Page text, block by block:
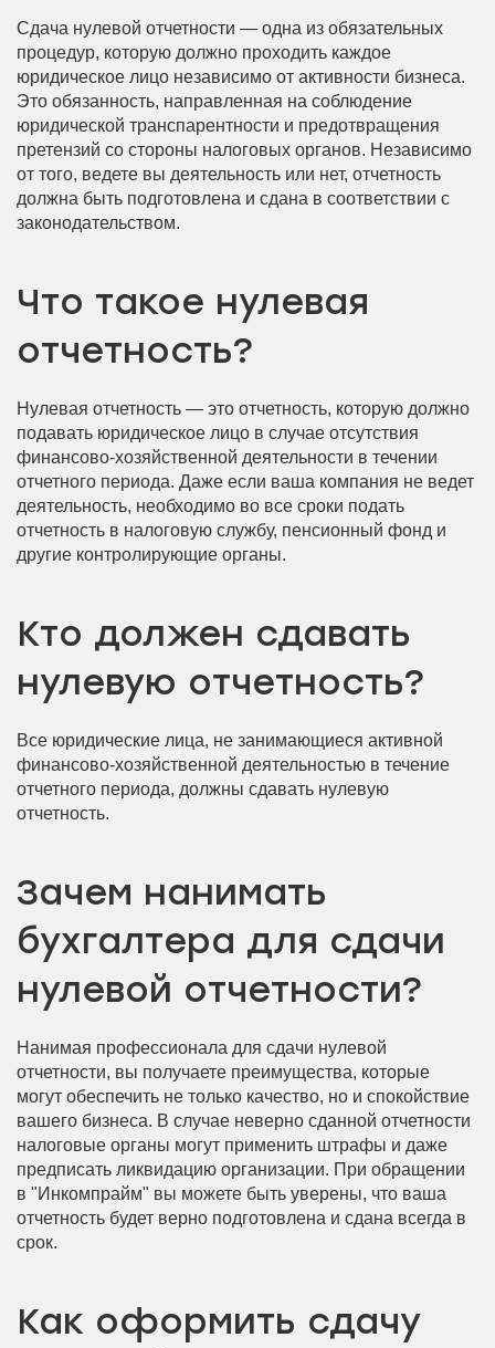
Сдача нулевой отчетности — одна из обязательных
процедур, которую должно проходить каждое
юридическое лицо независимо от активности бизнеса.
Это обязанность, направленная на соблюдение
юридической транспарентности и предотвращения
претензий со стороны налоговых органов. Независимо
от того, ведете вы деятельность или нет, отчетность
должна быть подготовлена и сдана в соответствии с
законодательством.
Что такое нулевая
отчетность?
Нулевая отчетность — это отчетность, которую должно
подавать юридическое лицо в случае отсутствия
финансово-хозяйственной деятельности в течении
отчетного периода. Даже если ваша компания не ведет
деятельность, необходимо во все сроки подать
отчетность в налоговую службу, пенсионный фонд и
другие контролирующие органы.
Кто должен сдавать
нулевую отчетность?
Все юридические лица, не занимающиеся активной
финансово-хозяйственной деятельностью в течение
отчетного периода, должны сдавать нулевую
отчетность.
Зачем нанимать
бухгалтера для сдачи
нулевой отчетности?
Нанимая профессионала для сдачи нулевой
отчетности, вы получаете преимущества, которые
могут обеспечить не только качество, но и спокойствие
вашего бизнеса. В случае неверно сданной отчетности
налоговые органы могут применить штрафы и даже
предписать ликвидацию организации. При обращении
в "Инкомпрайм" вы можете быть уверены, что ваша
отчетность будет верно подготовлена и сдана всегда в
срок.
Как оформить сдачу